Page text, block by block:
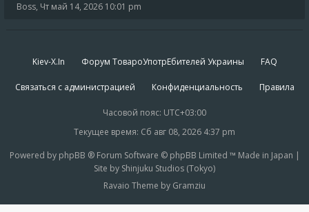
Boss, Чт май 14, 2026 10:01 pm
Kiev-X.In Форум ТовароУпотрЕбителей Украины FAQ
Связаться с администрацией Конфиденциальность Правила
Часовой пояс: UTC+03:00
Текущее время: Сб авг 08, 2026 4:37 pm
Powered by phpBB ® Forum Software © phpBB Limited ™ Made in Japan |
Site by Shinjuku Studios (Tokyo)
Ravaio Theme by Gramziu